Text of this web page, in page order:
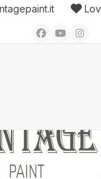
Facebook
YouTube